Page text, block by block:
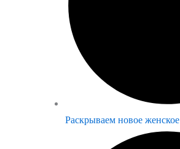
Раскрываем новое женское